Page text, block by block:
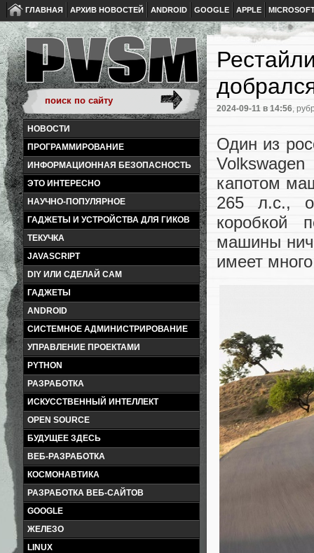
ГЛАВНАЯ АРХИВ НОВОСТЕЙ ANDROID GOOGLE APPLE
НОВОСТИ
ПРОГРАММИРОВАНИЕ
ИНФОРМАЦИОННАЯ БЕЗОПАСНОСТЬ
ЭТО ИНТЕРЕСНО
НАУЧНО-ПОПУЛЯРНОЕ
ГАДЖЕТЫ И УСТРОЙСТВА ДЛЯ ГИКОВ
ТЕКУЧКА
JAVASCRIPT
DIY ИЛИ СДЕЛАЙ САМ
ГАДЖЕТЫ
ANDROID
СИСТЕМНОЕ АДМИНИСТРИРОВАНИЕ
УПРАВЛЕНИЕ ПРОЕКТАМИ
PYTHON
РАЗРАБОТКА
ИСКУССТВЕННЫЙ ИНТЕЛЛЕКТ
OPEN SOURCE
БУДУЩЕЕ ЗДЕСЬ
ВЕБ-РАЗРАБОТКА
КОСМОНАВТИКА
РАЗРАБОТКА ВЕБ-САЙТОВ
GOOGLE
ЖЕЛЕЗО
LINUX
2024-09-11 в 14:56,
Один из
капотом
265 л.с.,
коробкой
машины
имеет